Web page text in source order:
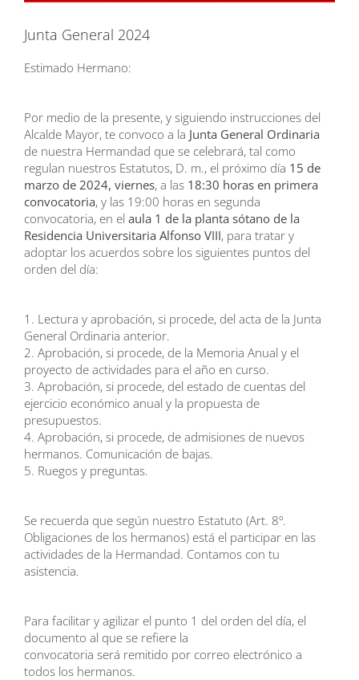
Junta General 2024
Estimado Hermano:
Por medio de la presente, y siguiendo instrucciones del
Alcalde Mayor, te convoco a la Junta General Ordinaria
de nuestra Hermandad que se celebrará, tal como
regulan nuestros Estatutos, D. m., el próximo día 15 de
marzo de 2024, viernes, a las 18:30 horas en primera
convocatoria, y las 19:00 horas en segunda
convocatoria, en el aula 1 de la planta sótano de la
Residencia Universitaria Alfonso VIII, para tratar y
adoptar los acuerdos sobre los siguientes puntos del
orden del día:
1. Lectura y aprobación, si procede, del acta de la Junta
General Ordinaria anterior.
2. Aprobación, si procede, de la Memoria Anual y el
proyecto de actividades para el año en curso.
3. Aprobación, si procede, del estado de cuentas del
ejercicio económico anual y la propuesta de
presupuestos.
4. Aprobación, si procede, de admisiones de nuevos
hermanos. Comunicación de bajas.
5. Ruegos y preguntas.
Se recuerda que según nuestro Estatuto (Art. 8º.
Obligaciones de los hermanos) está el participar en las
actividades de la Hermandad. Contamos con tu
asistencia.
Para facilitar y agilizar el punto 1 del orden del día, el
documento al que se refiere la
convocatoria será remitido por correo electrónico a
todos los hermanos.